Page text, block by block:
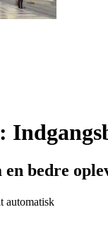
en bedre
automatisk